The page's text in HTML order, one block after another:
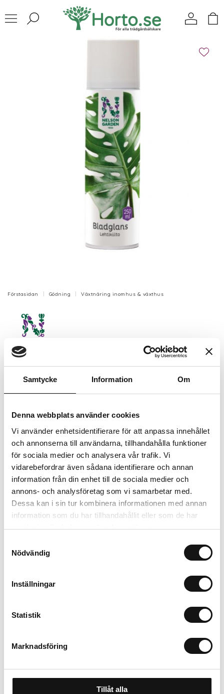
Samtycke Information Om
Denna webbplats använder cookies
Vi använder enhetsidentifierare för att anpassa innehållet
och annonserna till användarna, tillhandahålla funktioner
för sociala medier och analysera vår trafik. Vi
vidarebefordrar även sådana identifierare och annan
information från din enhet till de sociala medier och
annons- och analysföretag som vi samarbetar med.
Dessa kan i sin tur kombinera informationen med annan
information som du har tillhandahållit eller som de har
samlat in när du har använt deras tjänster.
Nödvändig
Inställningar
Statistik
Marknadsföring
Tillåt alla
Förstasidan Gödning Växtnäring inomhus & växthus
Bladglans 250 ml
Bladglans gör bladen naturligt blanka och vackra, och
ger samtidigt skydd mot smuts och damm.
Artikelnr: N6940
Finns i lager (18 st)
Inkl. moms: 79 kr
Lägg i varukorgen
Trygg betalning
Ekologiskt utbud
Beskrivning
Recensioner